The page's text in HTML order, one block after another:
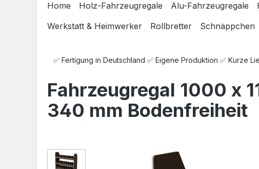
Home Holz-Fahrzeugregale Alu-Fahrzeugregale
Werkstatt & Heimwerker
Rollbretter Schnäppchen
✅ Fertigung in Deutschland ✅ Eigene Produktion ✅ Kurze
Fahrzeugregal 1000 x
340 mm Bodenfreiheit
Bildergalerie überspringen